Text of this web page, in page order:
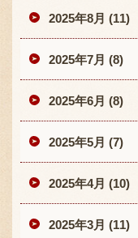
2025年8月 (11)
2025年7月 (8)
2025年6月 (8)
2025年5月 (7)
2025年4月 (10)
2025年3月 (11)